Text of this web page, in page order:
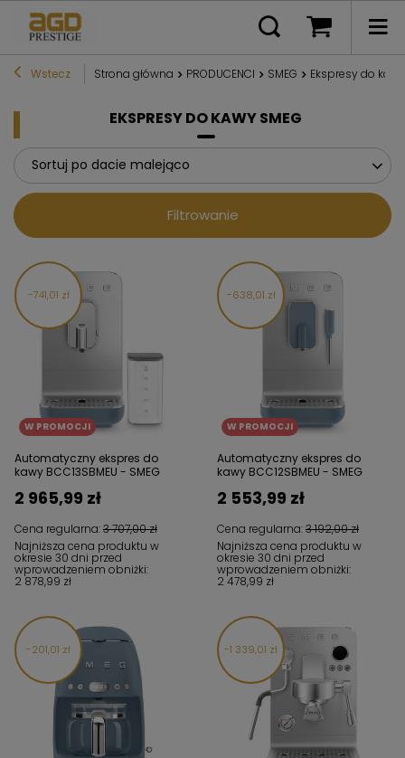
Wstecz Strona główna PRODUCENCI SMEG Ekspresy do
EKSPRESY DO KAWY SMEG
Sortuj po dacie malejąco
Filtrowanie
741,01 zł
W PROMOCJI
Automatyczny ekspres do
kawy BCC13SBMEU - SMEG
Cena regularna:3 707,00 zł
2 965,99 zł
Najniższa cena produktu w
okresie 30 dni przed
wprowadzeniem obniżki:
2 878,99 zł
638,01 zł
W PROMOCJI
Automatyczny ekspres do
kawy BCC12SBMEU - SMEG
Cena regularna:3 192,00 zł
2 553,99 zł
Najniższa cena produktu w
okresie 30 dni przed
wprowadzeniem obniżki:
2 478,99 zł
201,01 zł 1 339,01 zł